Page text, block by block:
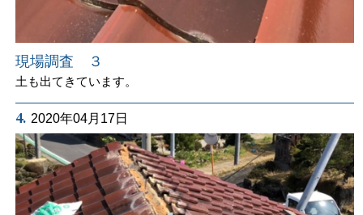
現場調査 ３
土も出てきています。
4. 2020年04月17日